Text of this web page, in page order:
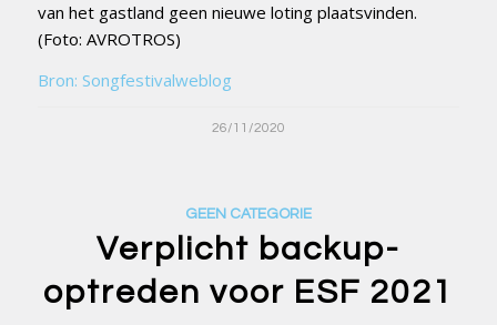
van het gastland geen nieuwe loting plaatsvinden.
(Foto: AVROTROS)
Bron: Songfestivalweblog
26/11/2020
GEEN CATEGORIE
Verplicht backup-
optreden voor ESF 2021